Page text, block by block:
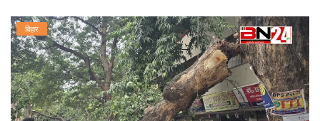
बिहार